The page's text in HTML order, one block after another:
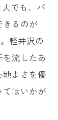
でも、パ
きるのが
軽井沢の
流したあ
地よさを優
はいかが